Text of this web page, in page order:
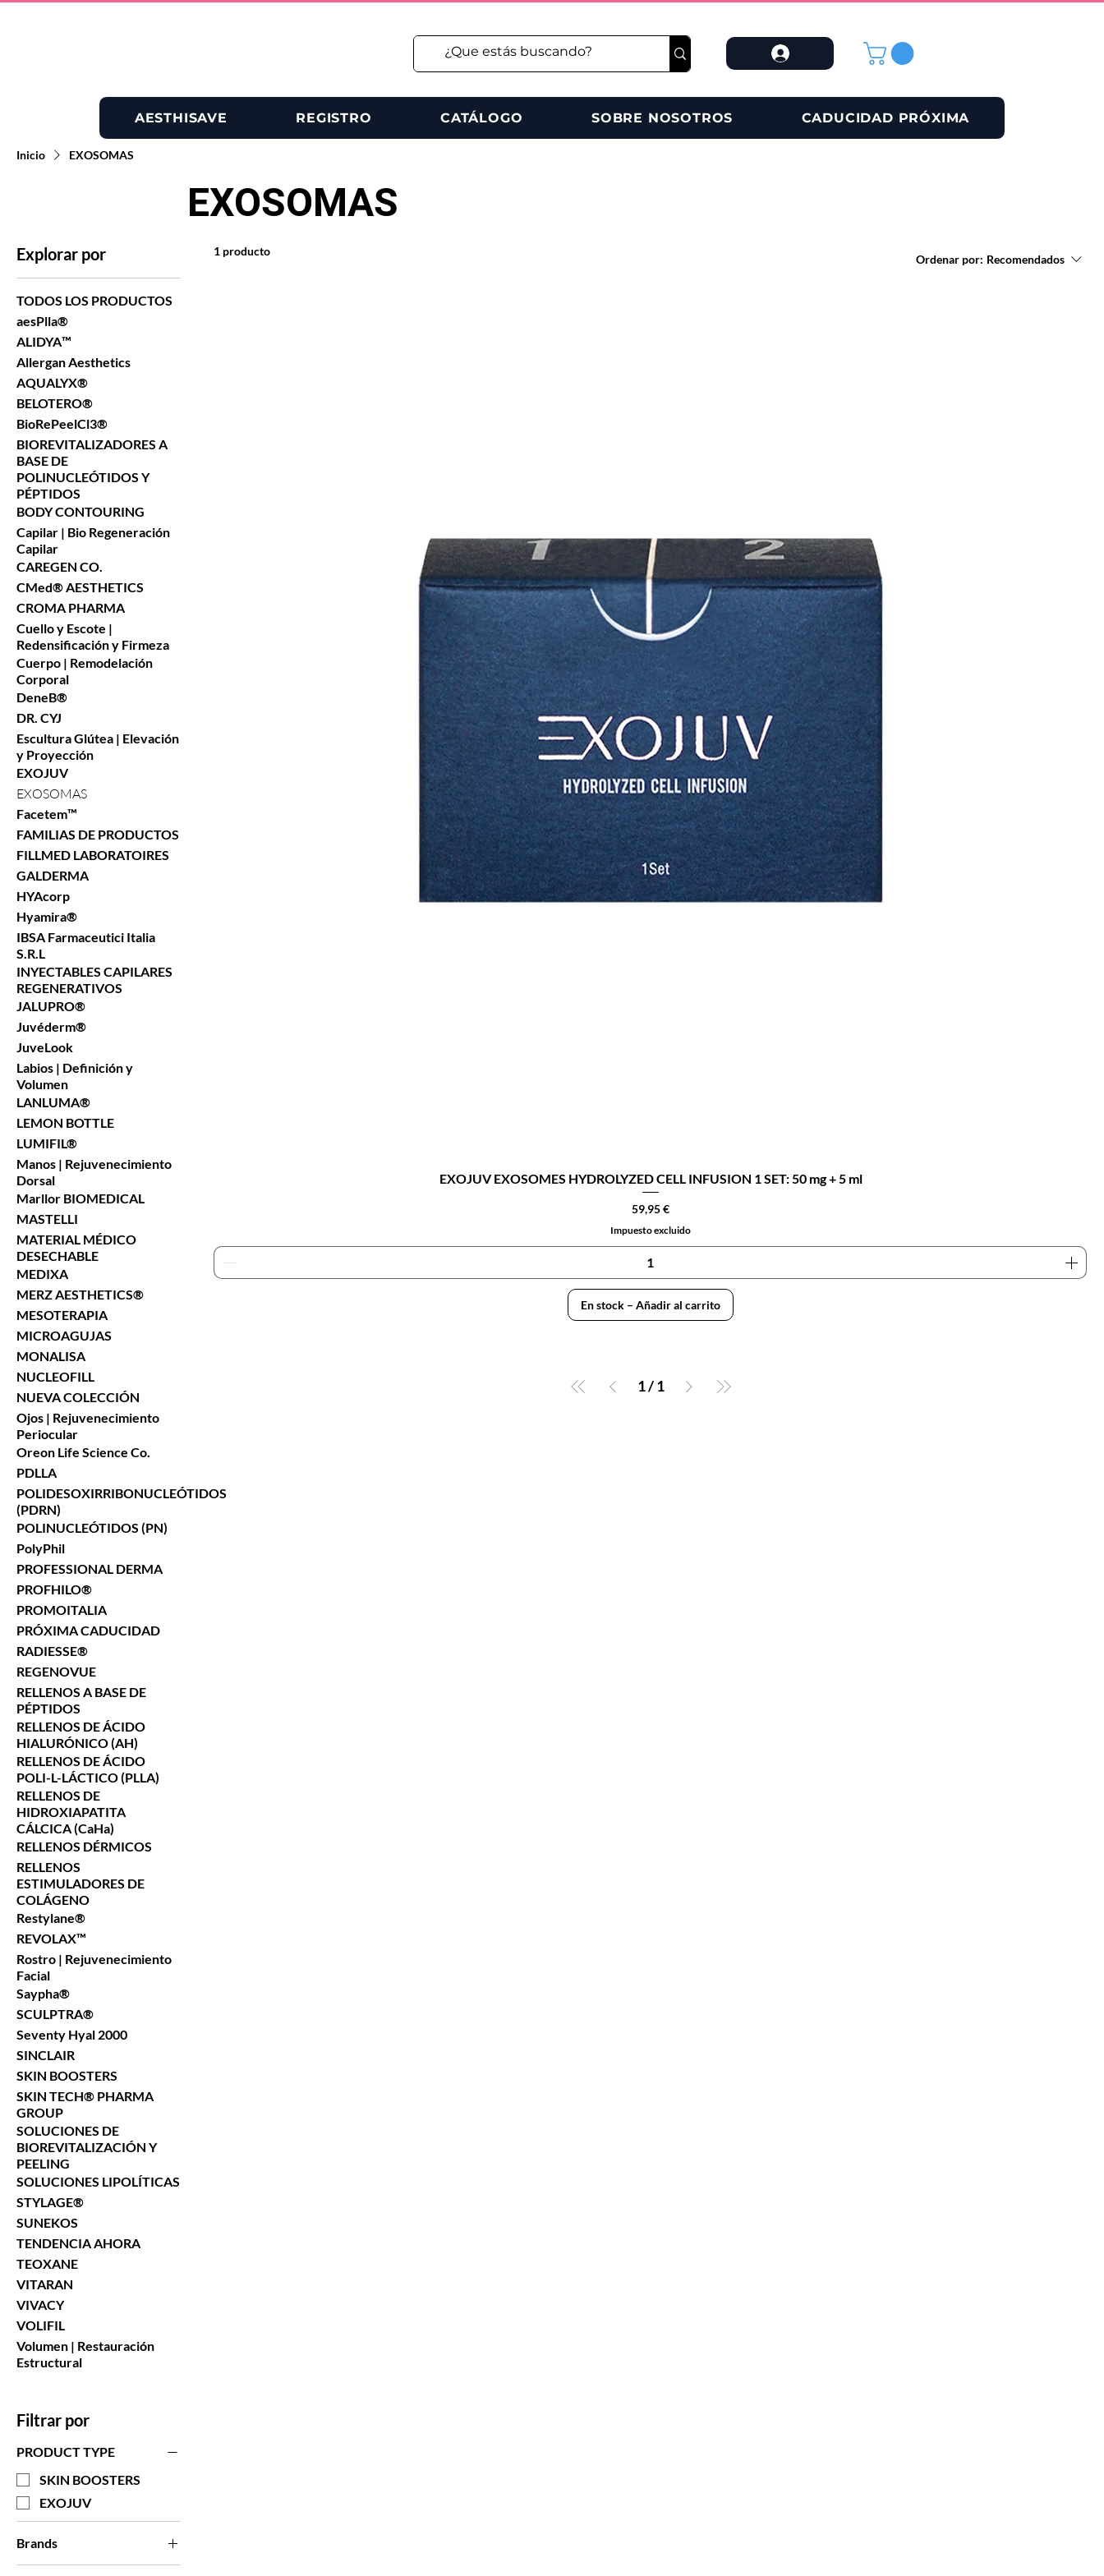
AESTHISAVE REGISTRO CATÁLOGO SOBRE NOSOTROS CADUCIDAD PRÓXIMA
Inicio EXOSOMAS
EXOSOMAS
Explorar por
TODOS LOS PRODUCTOS
aesPlla®
ALIDYA™
Allergan Aesthetics
AQUALYX®
BELOTERO®
BioRePeelCl3®
BIOREVITALIZADORES A
BASE DE
POLINUCLEÓTIDOS Y
PÉPTIDOS
BODY CONTOURING
Capilar | Bio Regeneración
Capilar
CAREGEN CO.
CMed® AESTHETICS
CROMA PHARMA
Cuello y Escote |
Redensificación y Firmeza
Cuerpo | Remodelación
Corporal
DeneB®
DR. CYJ
Escultura Glútea | Elevación
y Proyección
EXOJUV
EXOSOMAS
Facetem™
FAMILIAS DE PRODUCTOS
FILLMED LABORATOIRES
GALDERMA
HYAcorp
Hyamira®
IBSA Farmaceutici Italia
S.R.L
INYECTABLES CAPILARES
REGENERATIVOS
JALUPRO®
Juvéderm®
JuveLook
Labios | Definición y
Volumen
LANLUMA®
LEMON BOTTLE
LUMIFIL®
Manos | Rejuvenecimiento
Dorsal
Marllor BIOMEDICAL
MASTELLI
MATERIAL MÉDICO
DESECHABLE
MEDIXA
MERZ AESTHETICS®
MESOTERAPIA
MICROAGUJAS
MONALISA
NUCLEOFILL
NUEVA COLECCIÓN
Ojos | Rejuvenecimiento
Periocular
Oreon Life Science Co.
PDLLA
POLIDESOXIRRIBONUCLEÓTIDOS
(PDRN)
POLINUCLEÓTIDOS (PN)
PolyPhil
PROFESSIONAL DERMA
PROFHILO®
PROMOITALIA
PRÓXIMA CADUCIDAD
RADIESSE®
REGENOVUE
RELLENOS A BASE DE
PÉPTIDOS
RELLENOS DE ÁCIDO
HIALURÓNICO (AH)
RELLENOS DE ÁCIDO
POLI-L-LÁCTICO (PLLA)
RELLENOS DE
HIDROXIAPATITA
CÁLCICA (CaHa)
RELLENOS DÉRMICOS
RELLENOS
ESTIMULADORES DE
COLÁGENO
Restylane®
REVOLAX™
Rostro | Rejuvenecimiento
Facial
Saypha®
SCULPTRA®
Seventy Hyal 2000
SINCLAIR
SKIN BOOSTERS
SKIN TECH® PHARMA
GROUP
SOLUCIONES DE
BIOREVITALIZACIÓN Y
PEELING
SOLUCIONES LIPOLÍTICAS
STYLAGE®
SUNEKOS
TENDENCIA AHORA
TEOXANE
VITARAN
VIVACY
VOLIFIL
Volumen | Restauración
Estructural
Filtrar por
PRODUCT TYPE
SKIN BOOSTERS
EXOJUV
Brands
EXOJUV
1 producto
Ordenar por: Recomendados
EXOJUV EXOSOMES HYDROLYZED CELL INFUSION 1 SET: 50 mg + 5 ml
Precio
59,95 €
Impuesto excluido
En stock – Añadir al carrito
1/ 1